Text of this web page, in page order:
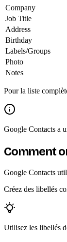
Company
Job Title
Address
Birthday
Labels/Groups
Photo
Notes
Pour la liste
Google Contacts a
Comment
Google Contacts
Créez des libellés
Utilisez les libellés